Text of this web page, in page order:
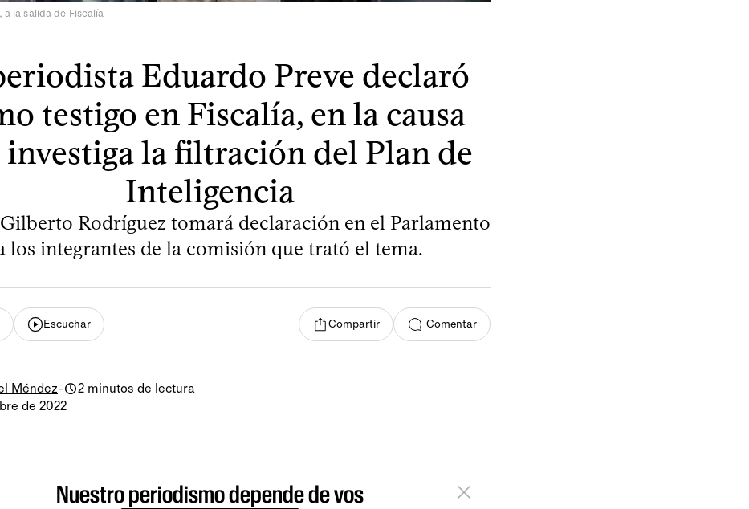
a la salida de Fiscalía
Eduardo Preve declaró
testigo en Fiscalía, en la causa
investiga la filtración del Plan de
Inteligencia
Rodríguez tomará declaración en el Parlamento
los integrantes de la comisión que trató el tema.
Escuchar Compartir Comentar
Méndez-
2 minutos de lectura
de 2022
Nuestro periodismo depende de vos